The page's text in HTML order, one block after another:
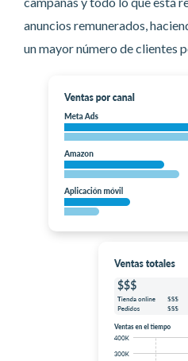
anuncios remunerados,
un mayor número de clientes